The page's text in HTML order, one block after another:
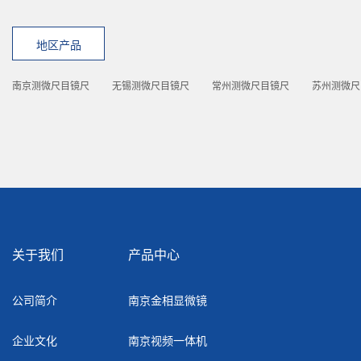
地区产品
南京测微尺目镜尺 无锡测微尺目镜尺 常州测微尺目镜尺 苏州测微
关于我们
公司简介
企业文化
产品中心
南京金相显微镜
南京视频一体机